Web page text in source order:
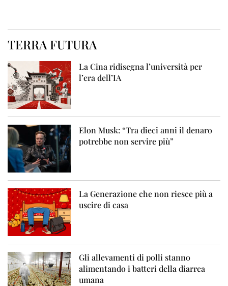
TERRA FUTURA
La Cina ridisegna l’università per
l’era dell’IA
Elon Musk: “Tra dieci anni il denaro
potrebbe non servire più”
La Generazione che non riesce più a
uscire di casa
Gli allevamenti di polli stanno
alimentando i batteri della diarrea
umana